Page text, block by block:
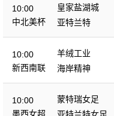
10:00
中北美杯
皇家盐湖城
亚特兰特
10:00
新西南联
羊绒工业
海岸精神
10:00
墨西女超
蒙特瑞女足